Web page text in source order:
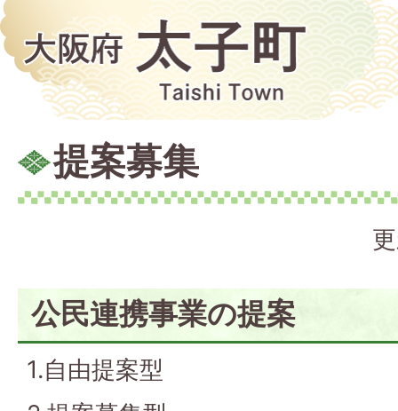
提案募集
公民連携事業の提案
1.自由提案型